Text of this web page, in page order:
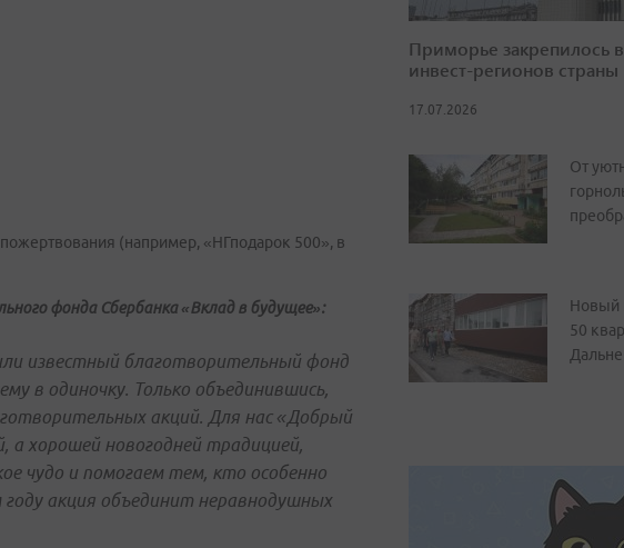
(например, «НГподарок 500», в
фонда Сбербанка «Вклад в будущее»:
известный благотворительный фонд
в одиночку. Только объединившись,
акций. Для нас «Добрый
а хорошей новогодней традицией,
чудо и помогаем тем, кто особенно
акция объединит неравнодушных
Приморье закрепилось
инвест-регионов страны
17.07.2026
От
Новый
50